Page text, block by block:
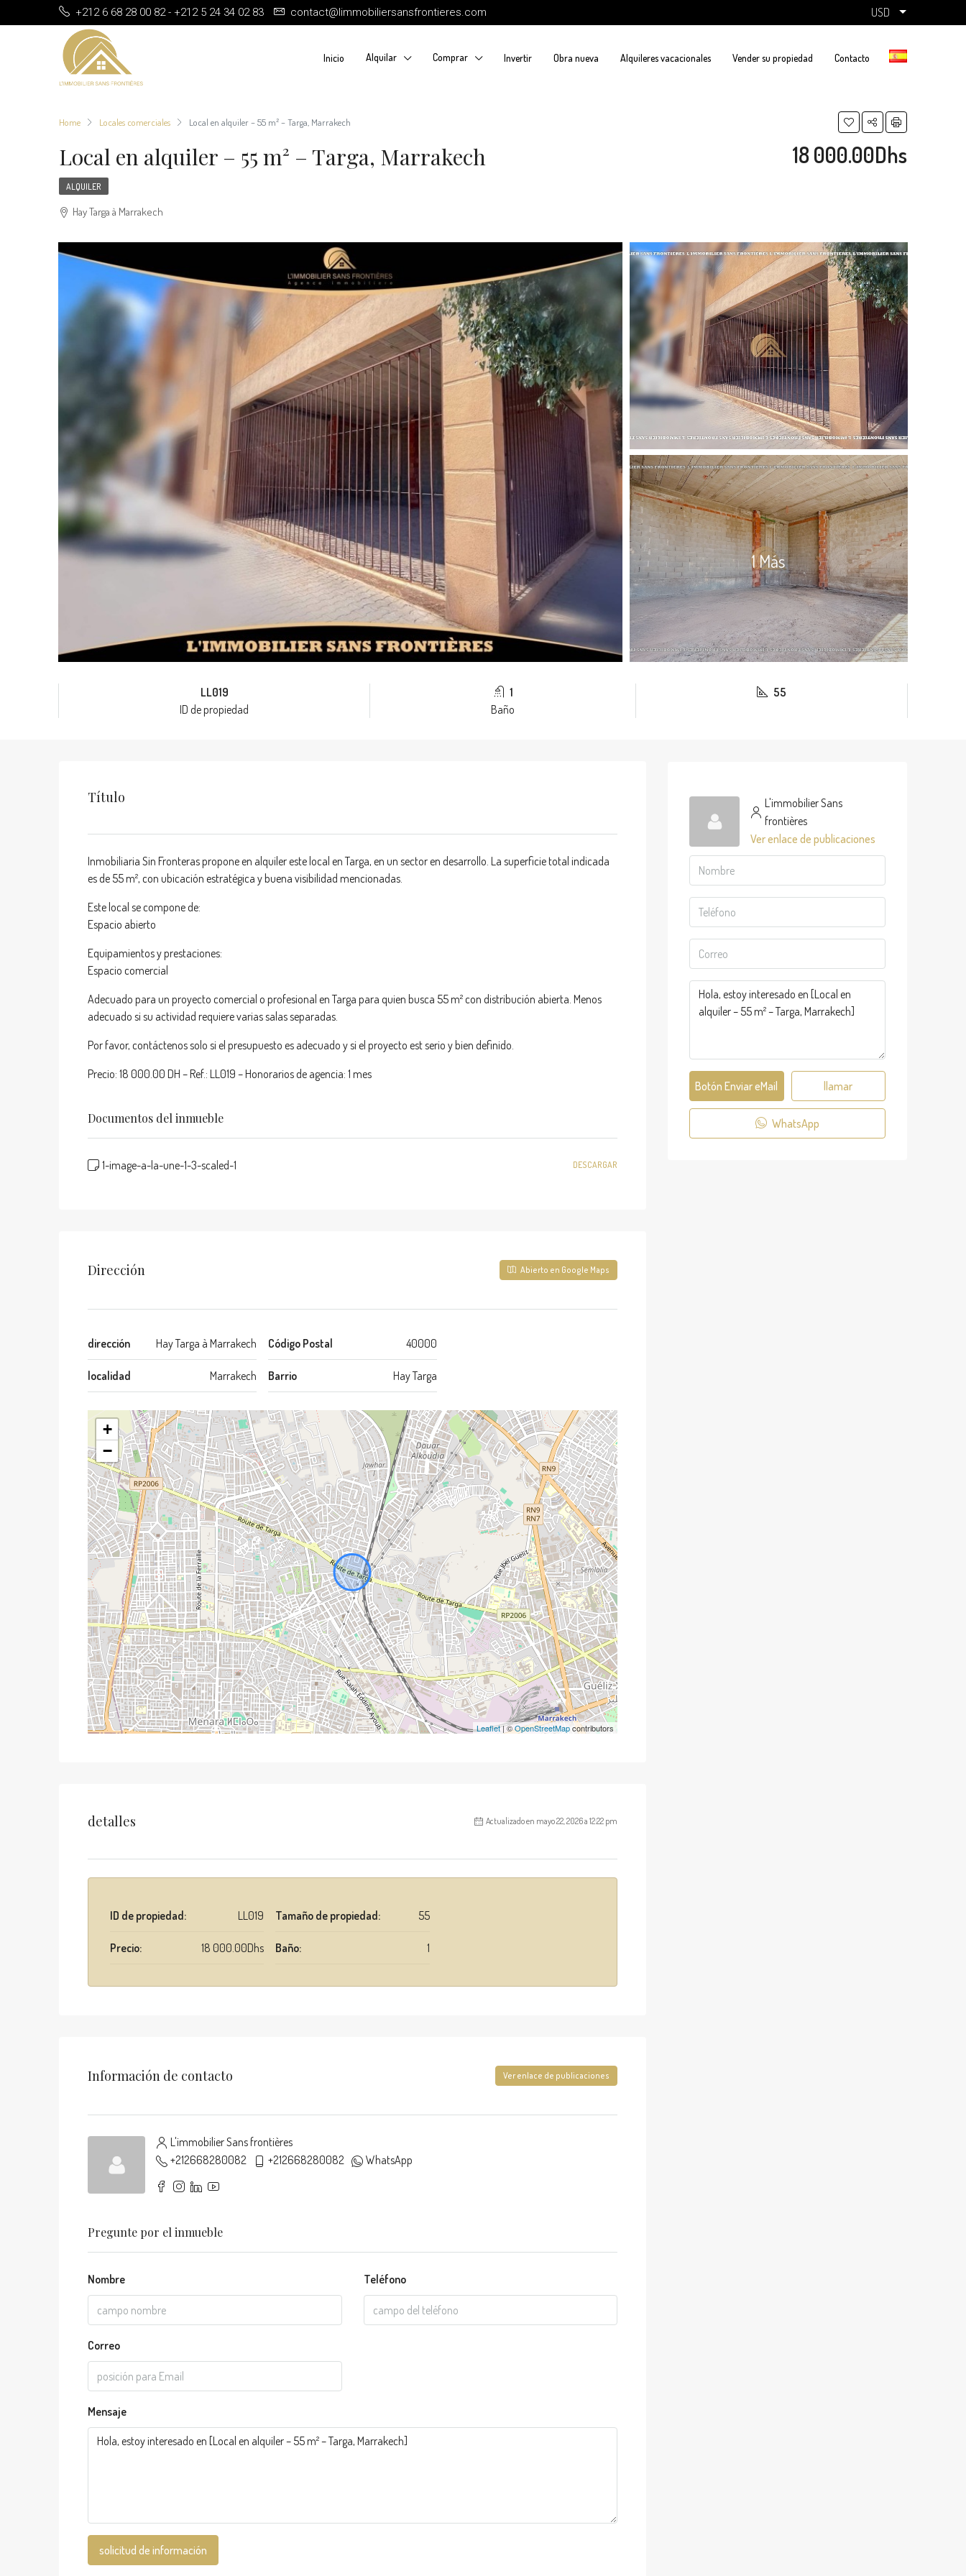
+212 6 68 28 00 82 - +212 5 24 34 02 83 contact@limmobiliersansfrontieres.com USD
Inicio Alquilar Comprar Invertir Obra nueva Alquileres vacacionales Vender su propiedad Contacto
Home Locales comerciales Local en alquiler – 55 m² – Targa, Marrakech
Local en alquiler – 55 m² – Targa, Marrakech 18 000.00Dhs
ALQUILER
Hay Targa à Marrakech
1 Más
LL019
ID de propiedad
1
Baño
55
Título
Inmobiliaria Sin Fronteras propone en alquiler este local en Targa, en un sector en desarrollo. La superficie total indicada
es de 55 m², con ubicación estratégica y buena visibilidad mencionadas.
Este local se compone de:
Espacio abierto
Equipamientos y prestaciones:
Espacio comercial
Adecuado para un proyecto comercial o profesional en Targa para quien busca 55 m² con distribución abierta. Menos
adecuado si su actividad requiere varias salas separadas.
Por favor, contáctenos solo si el presupuesto es adecuado y si el proyecto est serio y bien definido.
Precio: 18 000.00 DH – Ref.: LL019 – Honorarios de agencia: 1 mes
Documentos del inmueble
1-image-a-la-une-1-3-scaled-1 DESCARGAR
Dirección Abierto en Google Maps
dirección Hay Targa à Marrakech
localidad Marrakech
Código Postal 40000
Barrio Hay Targa
+
−
Leaflet| ©OpenStreetMapcontributors
detalles Actualizado en mayo 22, 2026 a 12:22 pm
ID de propiedad: LL019
Precio: 18 000.00Dhs
Tamaño de propiedad: 55
Baño: 1
Información de contacto Ver enlace de publicaciones
L'immobilier Sans frontières
+212668280082
+212668280082 WhatsApp
Pregunte por el inmueble
Nombre Teléfono
Correo
Mensaje
solicitud de información
L'immobilier Sans
frontières
Ver enlace de publicaciones
Botón Enviar eMail llamar
WhatsApp